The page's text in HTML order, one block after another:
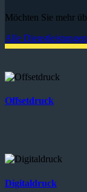
Möchten Sie mehr
Alle Dienstleistungen
Offsetdruck
Digitaldruck